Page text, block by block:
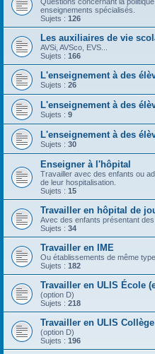
enseignements spécialisés.
Sujets : 126
Les auxiliaires de vie
AVSi, AVSco, EVS...
Sujets : 166
L'enseignement à des
Sujets : 26
L'enseignement à des
Sujets : 9
L'enseignement à des
Sujets : 30
Enseigner à l'hôpital
Travailler avec des enfants ou
de leur hospitalisation.
Sujets : 15
Travailler en hôpital de
Avec des enfants présentant
Sujets : 34
Travailler en IME
Ou établissements de même
Sujets : 182
Travailler en ULIS École
(option D)
Sujets : 218
Travailler en ULIS
(option D)
Sujets : 196